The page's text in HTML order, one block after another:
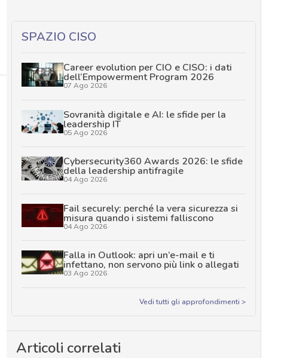
SPAZIO CISO
Career evolution per CIO e CISO: i dati
dell’Empowerment Program 2026
07 Ago 2026
Sovranità digitale e AI: le sfide per la
leadership IT
05 Ago 2026
Cybersecurity360 Awards 2026: le sfide
della leadership antifragile
04 Ago 2026
Fail securely: perché la vera sicurezza si
misura quando i sistemi falliscono
04 Ago 2026
Falla in Outlook: apri un’e-mail e ti
infettano, non servono più link o allegati
03 Ago 2026
Vedi tutti gli approfondimenti >
Articoli correlati